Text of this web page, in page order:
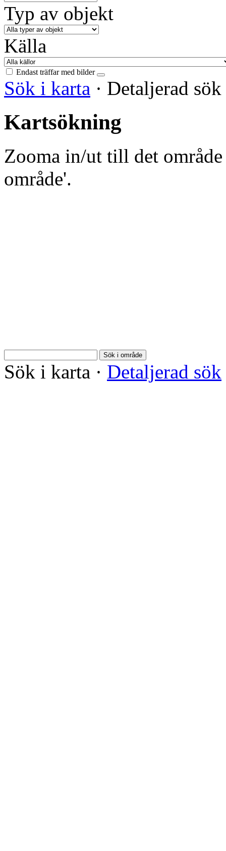
Typ av objekt
Källa
Endast träffar med bilder
Sök i karta · Detaljerad sök
Kartsökning
Zooma in/ut till det
område'.
Sök i område
Sök i karta · Detaljerad sök